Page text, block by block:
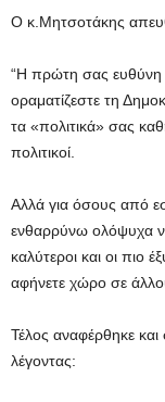
Ο κ.Μητσοτάκης
“Η πρώτη σας ευθύνη
οραματίζεστε τη
τα «πολιτικά» σας
πολιτικοί.
Αλλά για όσους από
ενθαρρύνω ολόψυχα
καλύτεροι και οι πιο
αφήνετε χώρο σε
Τέλος αναφέρθηκε
λέγοντας: